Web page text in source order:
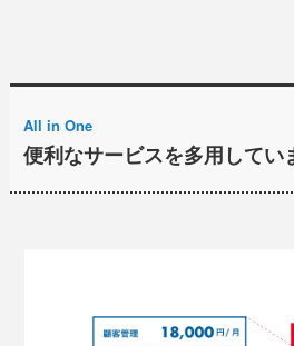
All in One
便利なサービスを多用してい